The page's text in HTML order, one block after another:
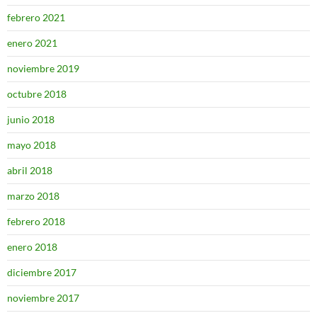
febrero 2021
enero 2021
noviembre 2019
octubre 2018
junio 2018
mayo 2018
abril 2018
marzo 2018
febrero 2018
enero 2018
diciembre 2017
noviembre 2017